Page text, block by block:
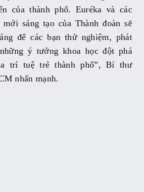
của thành phố. Euréka và các
sáng tạo của Thành đoàn sẽ
để các bạn thử nghiệm, phát
ý tưởng khoa học đột phá
trí tuệ trẻ thành phố”, Bí thư
nhấn mạnh.